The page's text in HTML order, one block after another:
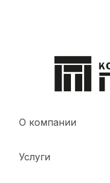
О компании
Услуги